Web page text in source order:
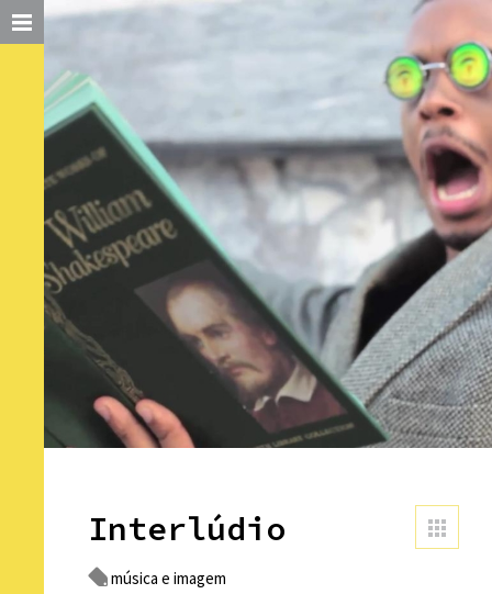
Interlúdio
música e imagem